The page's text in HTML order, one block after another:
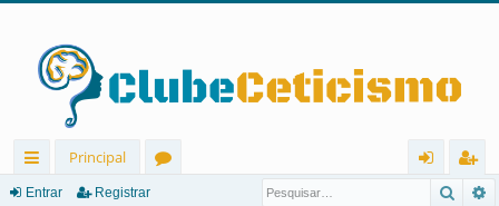
in
Principal
eg
Entrar Registrar